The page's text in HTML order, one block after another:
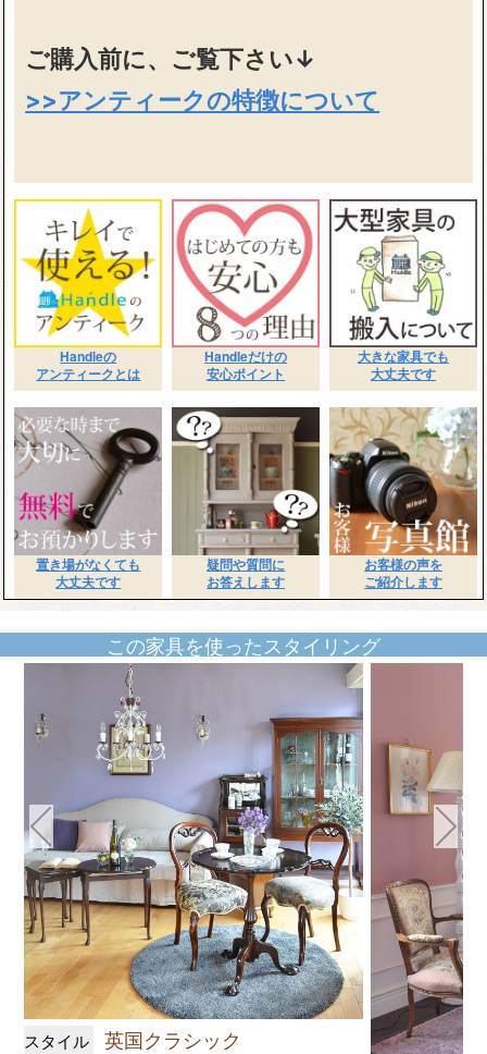
ご購入前に、ご覧下さい↓
>>アンティークの特徴について
Handleの
アンティークとは
Handleだけの
安心ポイント
大きな家具でも
大丈夫です
置き場がなくても
大丈夫です
疑問や質問に
お答えします
お客様の声を
ご紹介します
この家具を使ったスタイリング
スタイル
英国クラシック